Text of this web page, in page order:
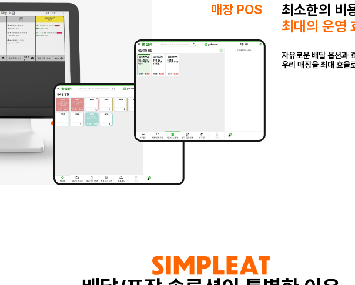
최소한의 비
최대의 운영
자유로운 배달 옵션과
우리 매장을 최대 효율
매장 POS